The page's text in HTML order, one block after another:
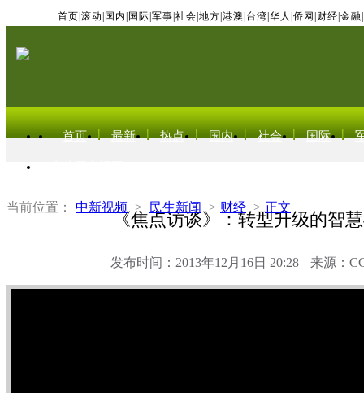
首页 滚动 国内 国际 军事 社会 地方 港澳 台湾 华人 侨网 财经 金融
首页 最新 热点 国内 社会 国际
当前位置： 中新视频 > 民生新闻 > 财经 > 正文
《焦点访谈》：转型升级的智
发布时间：2013年12月16日 20:28 来源：